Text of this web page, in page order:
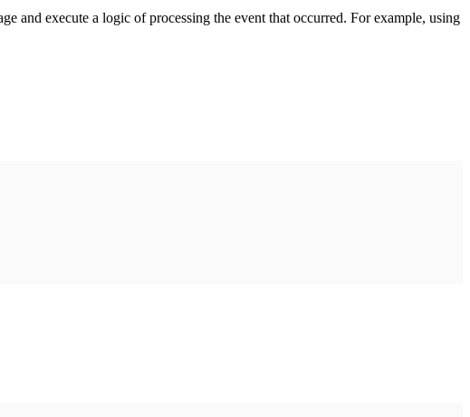
and execute a logic of processing the event that occurred. For example, using